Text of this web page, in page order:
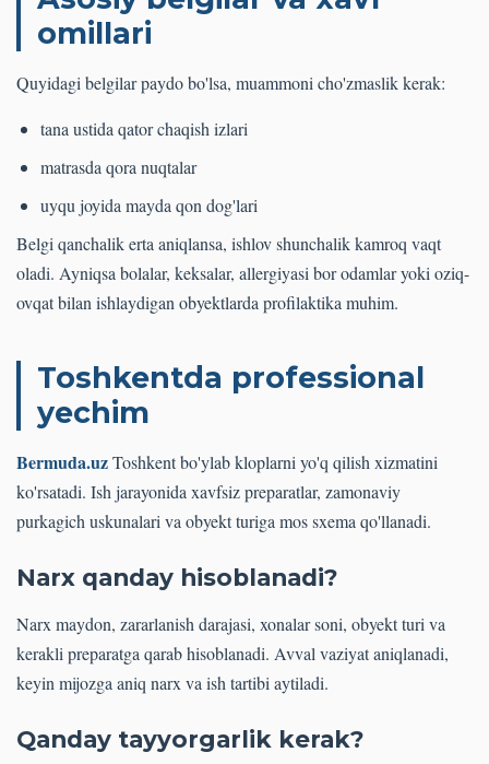
omillari
Quyidagi belgilar paydo bo'lsa, muammoni cho'zmaslik kerak:
tana ustida qator chaqish izlari
matrasda qora nuqtalar
uyqu joyida mayda qon dog'lari
Belgi qanchalik erta aniqlansa, ishlov shunchalik kamroq vaqt
oladi. Ayniqsa bolalar, keksalar, allergiyasi bor odamlar yoki oziq-
ovqat bilan ishlaydigan obyektlarda profilaktika muhim.
Toshkentda professional
yechim
Bermuda.uzToshkent bo'ylab kloplarni yo'q qilish xizmatini
ko'rsatadi. Ish jarayonida xavfsiz preparatlar, zamonaviy
purkagich uskunalari va obyekt turiga mos sxema qo'llanadi.
Narx qanday hisoblanadi?
Narx maydon, zararlanish darajasi, xonalar soni, obyekt turi va
kerakli preparatga qarab hisoblanadi. Avval vaziyat aniqlanadi,
keyin mijozga aniq narx va ish tartibi aytiladi.
Qanday tayyorgarlik kerak?